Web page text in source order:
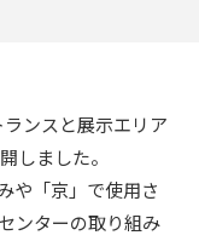
ンスと展示エリア
しました。
や「京」で使用さ
ンターの取り組み